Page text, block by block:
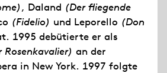
, Daland (Der fliegende
(Fidelio) und Leporello (Don
1995 debütierte er als
Rosenkavalier) an der
in New York. 1997 folgte